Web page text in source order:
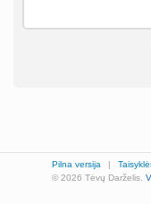
Pilna versija |
© 2026 Tėvų Darželis.